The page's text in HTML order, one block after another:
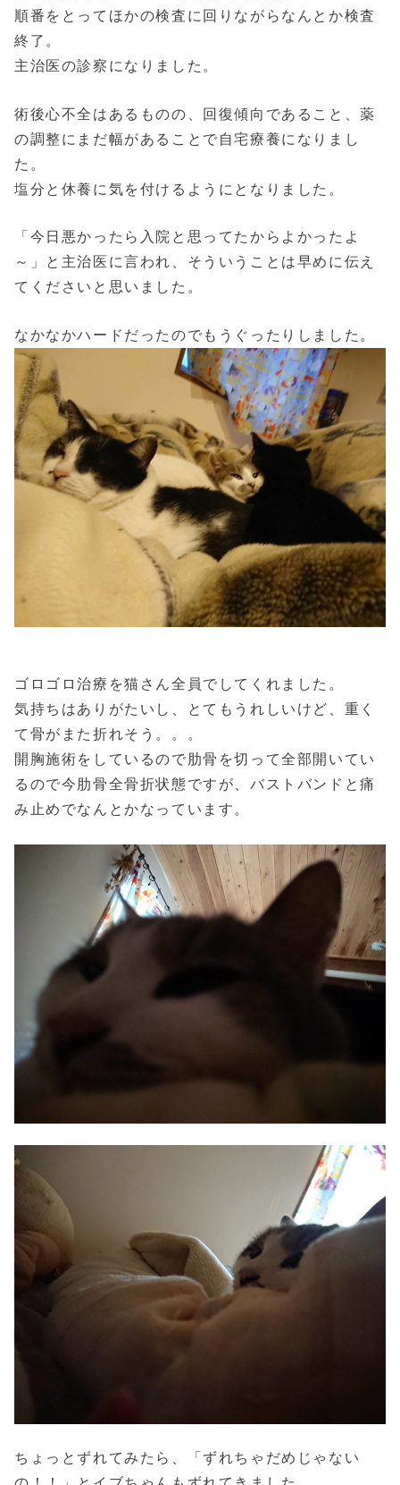
順番をとってほかの検査に回りながらなんとか検査
終了。
主治医の診察になりました。
術後心不全はあるものの、回復傾向であること、薬
の調整にまだ幅があることで自宅療養になりまし
た。
塩分と休養に気を付けるようにとなりました。
「今日悪かったら入院と思ってたからよかったよ
～」と主治医に言われ、そういうことは早めに伝え
てくださいと思いました。
なかなかハードだったのでもうぐったりしました。
ゴロゴロ治療を猫さん全員でしてくれました。
気持ちはありがたいし、とてもうれしいけど、重く
て骨がまた折れそう。。。
開胸施術をしているので肋骨を切って全部開いてい
るので今肋骨全骨折状態ですが、バストバンドと痛
み止めでなんとかなっています。
ちょっとずれてみたら、「ずれちゃだめじゃない